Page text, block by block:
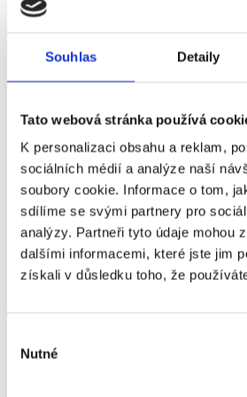
Souhlas Detaily
Tato webová stránka používá
K personalizaci obsahu a reklam,
sociálních médií a analýze naší
soubory cookie. Informace o tom,
sdílíme se svými partnery pro
analýzy. Partneři tyto údaje mohou
dalšími informacemi, které jste jim
získali v důsledku toho, že
souhlasu
Nutné
Byt na investici je
zhodnocení vlastních
Pořídili jste s investiční byt za
spokojeně mnete ruce nad
roční výnos řádově vyšší jednotky
výhodný nákup nemovitosti
Číst dále